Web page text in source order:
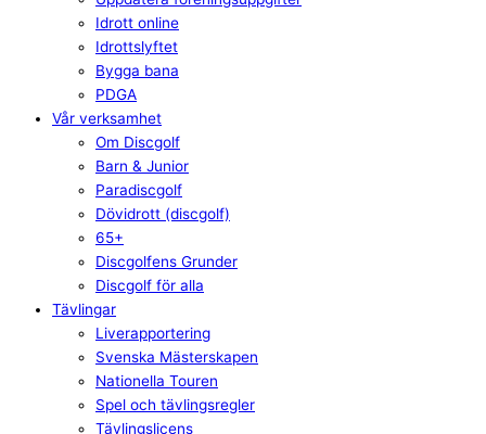
Idrott online
Idrottslyftet
Bygga bana
PDGA
Vår verksamhet
Om Discgolf
Barn & Junior
Paradiscgolf
Dövidrott (discgolf)
65+
Discgolfens Grunder
Discgolf för alla
Tävlingar
Liverapportering
Svenska Mästerskapen
Nationella Touren
Spel och tävlingsregler
Tävlingslicens